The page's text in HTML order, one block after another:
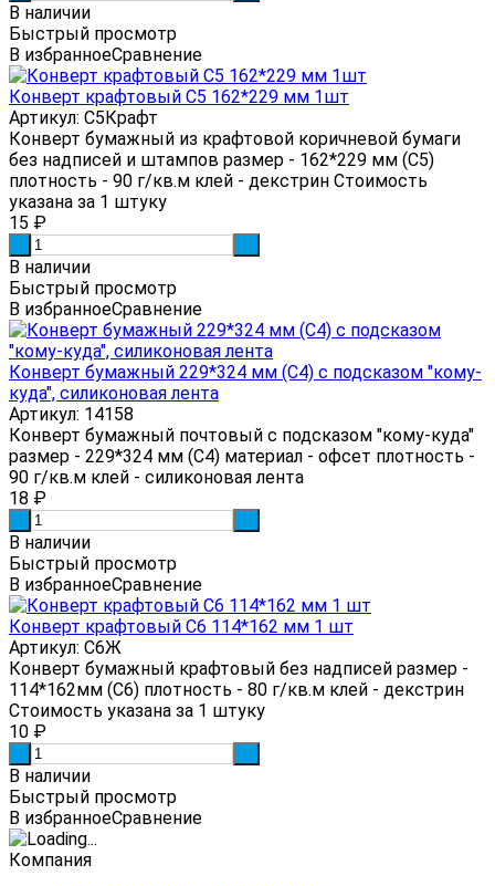
В наличии
Быстрый просмотр
В избранноеСравнение
Конверт крафтовый С5 162*229 мм 1шт
Артикул: С5Крафт
Конверт бумажный из крафтовой коричневой бумаги
без надписей и штампов размер - 162*229 мм (С5)
плотность - 90 г/кв.м клей - декстрин Стоимость
указана за 1 штуку
15 ₽
В наличии
Быстрый просмотр
В избранноеСравнение
Конверт бумажный 229*324 мм (С4) с подсказом "кому-
куда", силиконовая лента
Артикул: 14158
Конверт бумажный почтовый с подсказом "кому-куда"
размер - 229*324 мм (С4) материал - офсет плотность -
90 г/кв.м клей - силиконовая лента
18 ₽
В наличии
Быстрый просмотр
В избранноеСравнение
Конверт крафтовый С6 114*162 мм 1 шт
Артикул: С6Ж
Конверт бумажный крафтовый без надписей размер -
114*162мм (С6) плотность - 80 г/кв.м клей - декстрин
Стоимость указана за 1 штуку
10 ₽
В наличии
Быстрый просмотр
В избранноеСравнение
Компания